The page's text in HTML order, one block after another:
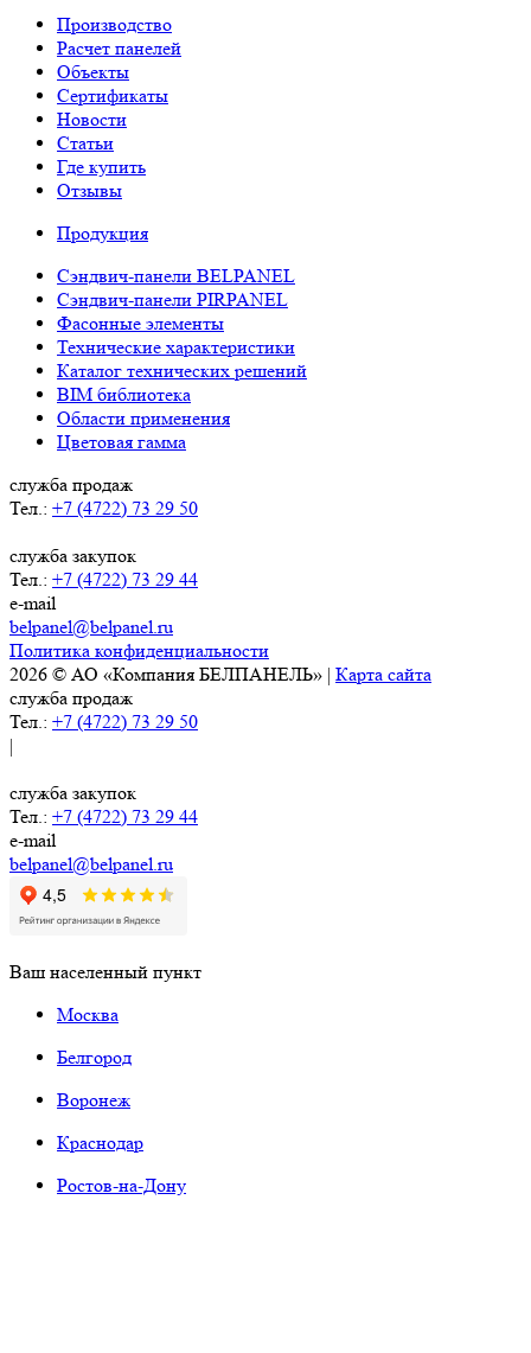
Производство
Расчет панелей
Объекты
Сертификаты
Новости
Статьи
Где купить
Отзывы
Продукция
Сэндвич-панели BELPANEL
Сэндвич-панели PIRPANEL
Фасонные элементы
Технические характеристики
Каталог технических решений
BIM библиотека
Области применения
Цветовая гамма
служба продаж
Тел.: +7 (4722) 73 29 50
служба закупок
Тел.: +7 (4722) 73 29 44
e-mail
belpanel@belpanel.ru
Политика конфиденциальности
2026 © АО «Компания БЕЛПАНЕЛЬ» | Карта сайта
служба продаж
Тел.: +7 (4722) 73 29 50
|
служба закупок
Тел.: +7 (4722) 73 29 44
e-mail
belpanel@belpanel.ru
Ваш населенный пункт
Москва
Белгород
Воронеж
Краснодар
Ростов-на-Дону